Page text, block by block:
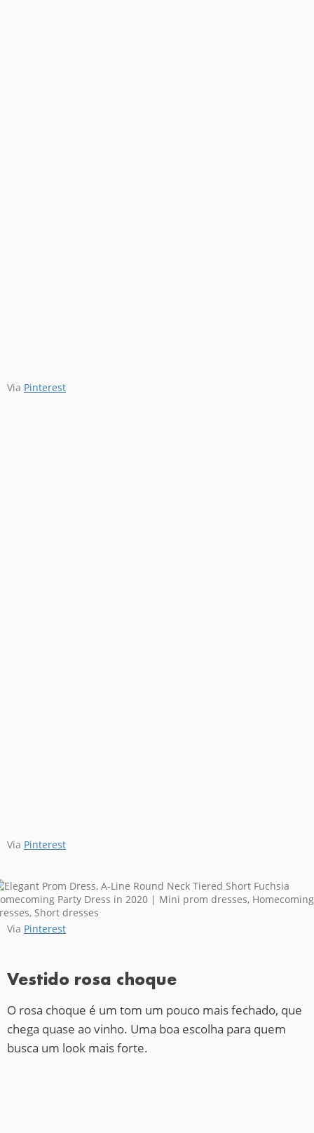
Via Pinterest
Via Pinterest
Via Pinterest
Vestido rosa choque
O rosa choque é um tom um pouco mais fechado, que
chega quase ao vinho. Uma boa escolha para quem
busca um look mais forte.